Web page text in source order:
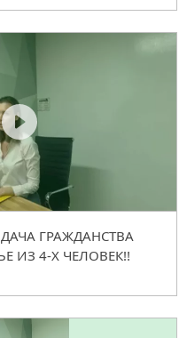
ГРАЖДАНСТВА
ИЗ 4-Х ЧЕЛОВЕК!!